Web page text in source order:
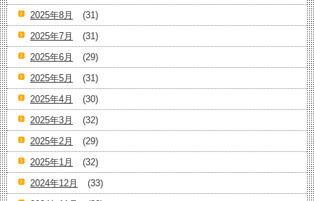
2025年8月
(31)
2025年7月
(31)
2025年6月
(29)
2025年5月
(31)
2025年4月
(30)
2025年3月
(32)
2025年2月
(29)
2025年1月
(32)
2024年12月
(33)